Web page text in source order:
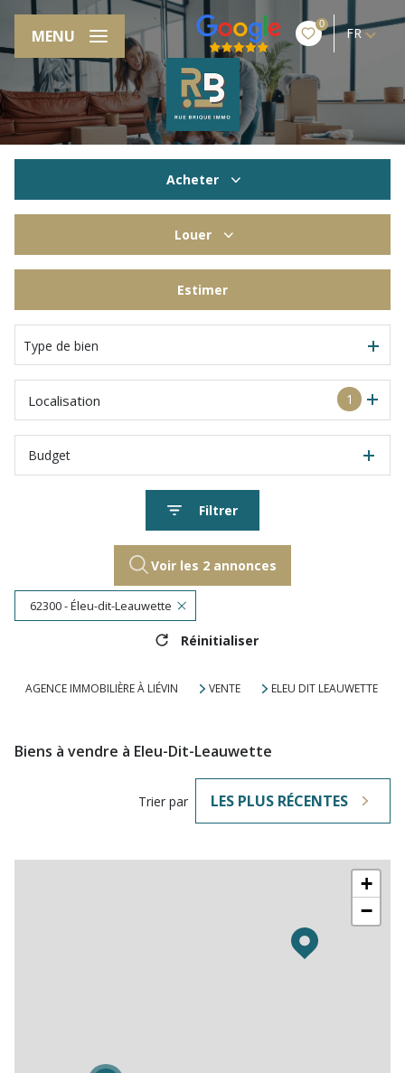
0
FR
MENU
Acheter
Louer
De l'immo pro
Estimer
Type de bien
1
Localisation
Budget
Filtrer
Voir les 2 annonces
62300 - Éleu-dit-Leauwette
Réinitialiser
AGENCE IMMOBILIÈRE À LIÉVIN VENTE ELEU DIT LEAUWETTE
Biens à vendre à Eleu-Dit-Leauwette
Trier par LES PLUS RÉCENTES
+
−